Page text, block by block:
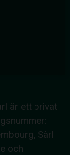
är ett privat
Sàrl
och